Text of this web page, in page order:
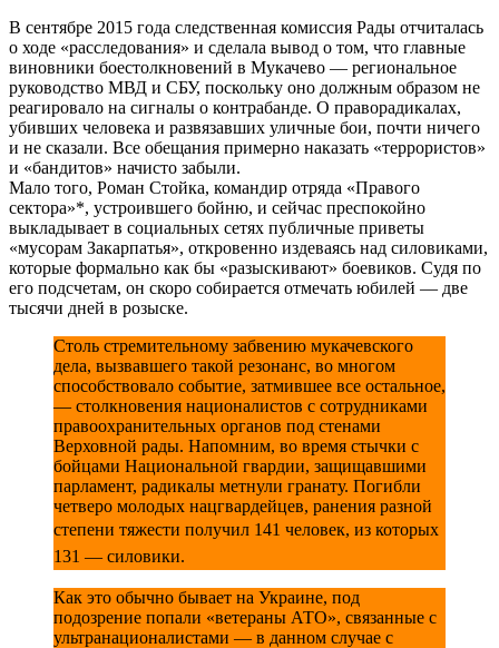
В сентябре 2015 года следственная комиссия Рады отчиталась
о ходе «расследования» и сделала вывод о том, что главные
виновники боестолкновений в Мукачево — региональное
руководство МВД и СБУ, поскольку оно должным образом не
реагировало на сигналы о контрабанде. О праворадикалах,
убивших человека и развязавших уличные бои, почти ничего
и не сказали. Все обещания примерно наказать «террористов»
и «бандитов» начисто забыли.
Мало того, Роман Стойка, командир отряда «Правого
сектора»*, устроившего бойню, и сейчас преспокойно
выкладывает в социальных сетях публичные приветы
«мусорам Закарпатья», откровенно издеваясь над силовиками,
которые формально как бы «разыскивают» боевиков. Судя по
его подсчетам, он скоро собирается отмечать юбилей — две
тысячи дней в розыске.
Столь стремительному забвению мукачевского
дела, вызвавшего такой резонанс, во многом
способствовало событие, затмившее все остальное,
— столкновения националистов с сотрудниками
правоохранительных органов под стенами
Верховной рады. Напомним, во время стычки с
бойцами Национальной гвардии, защищавшими
парламент, радикалы метнули гранату. Погибли
четверо молодых нацгвардейцев, ранения разной
степени тяжести получил 141 человек, из которых
131 — силовики.
Как это обычно бывает на Украине, под
подозрение попали «ветераны АТО», связанные с
ультранационалистами — в данном случае с